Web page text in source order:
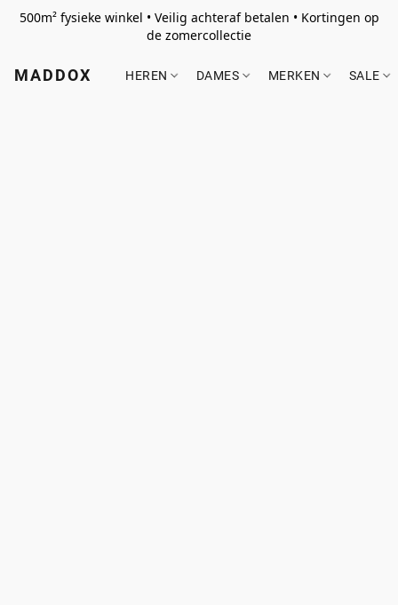
500m² fysieke winkel • Veilig achteraf betalen • Kortingen op
de zomercollectie
MADDOX HEREN DAMES MERKEN SALE